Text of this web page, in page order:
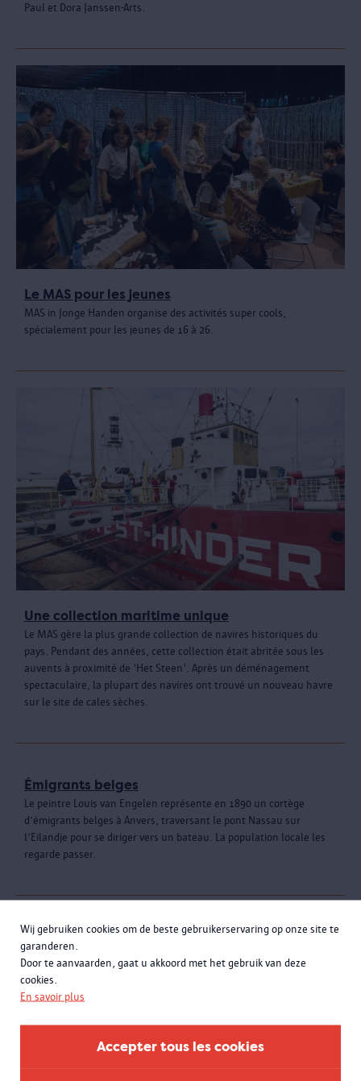
Wij gebruiken cookies om de beste gebruikerservaring op onze site te
garanderen.
Door te aanvaarden, gaat u akkoord met het gebruik van deze
cookies.
En savoir plus
Accepter tous les cookies
Paul et Dora Janssen-Arts.
Le MAS pour les jeunes
MAS in Jonge Handen organise des activités super cools,
spécialement pour les jeunes de 16 à 26.
Une collection maritime unique
Le MAS gère la plus grande collection de navires historiques du
pays. Pendant des années, cette collection était abritée sous les
auvents à proximité de 'Het Steen'. Après un déménagement
spectaculaire, la plupart des navires ont trouvé un nouveau havre
sur le site de cales sèches.
Émigrants belges
Le peintre Louis van Engelen représente en 1890 un cortège
d’émigrants belges à Anvers, traversant le pont Nassau sur
l’Eilandje pour se diriger vers un bateau. La population locale les
regarde passer.
La belle histoire d'Irving Berlin
Le célèbre compositeur et musicien Irving Berlin a commencé sa
vie en Biélorussie, mais se réfugie dès l’âge de cinq ans à New York
en raison de ses origines juives. Il ne devra pas attendre longtemps
pour se rendre célèbre sur la scène musicale américaine.